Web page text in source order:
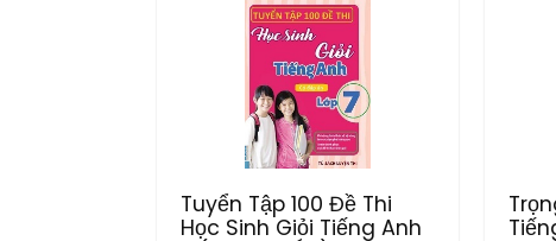
Tuyển Tập 100 Đề Thi
Học Sinh Giỏi Tiếng Anh